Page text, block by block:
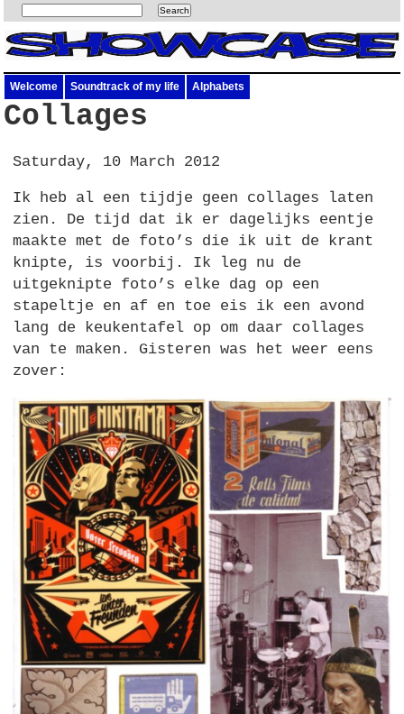
Welcome Soundtrack of my life Alphabets
Collages
Saturday, 10 March 2012
Ik heb al een tijdje geen collages laten
zien. De tijd dat ik er dagelijks eentje
maakte met de foto’s die ik uit de krant
knipte, is voorbij. Ik leg nu de
uitgeknipte foto’s elke dag op een
stapeltje en af en toe eis ik een avond
lang de keukentafel op om daar collages
van te maken. Gisteren was het weer eens
zover: